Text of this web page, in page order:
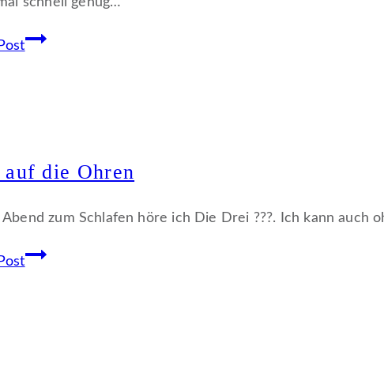
Statusbericht
auf die Ohren
Abend zum Schlafen höre ich Die Drei ???. Ich kann auch
Was